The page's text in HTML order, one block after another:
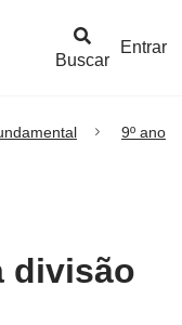
Buscar
Entrar
9º ano
divisão